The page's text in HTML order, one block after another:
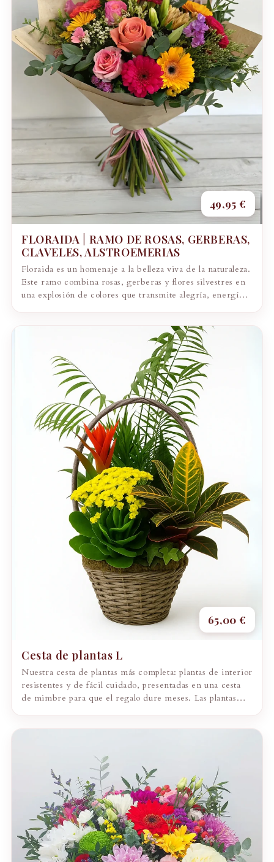
49,95 €
FLORAIDA | RAMO DE ROSAS, GERBERAS,
CLAVELES, ALSTROEMERIAS
Floraida es un homenaje a la belleza viva de la naturaleza.
Este ramo combina rosas, gerberas y flores silvestres en
una explosión de colores que transmite alegría, energía y
65,00 €
Cesta de plantas L
Nuestra cesta de plantas más completa: plantas de interior
resistentes y de fácil cuidado, presentadas en una cesta
de mimbre para que el regalo dure meses. Las plantas